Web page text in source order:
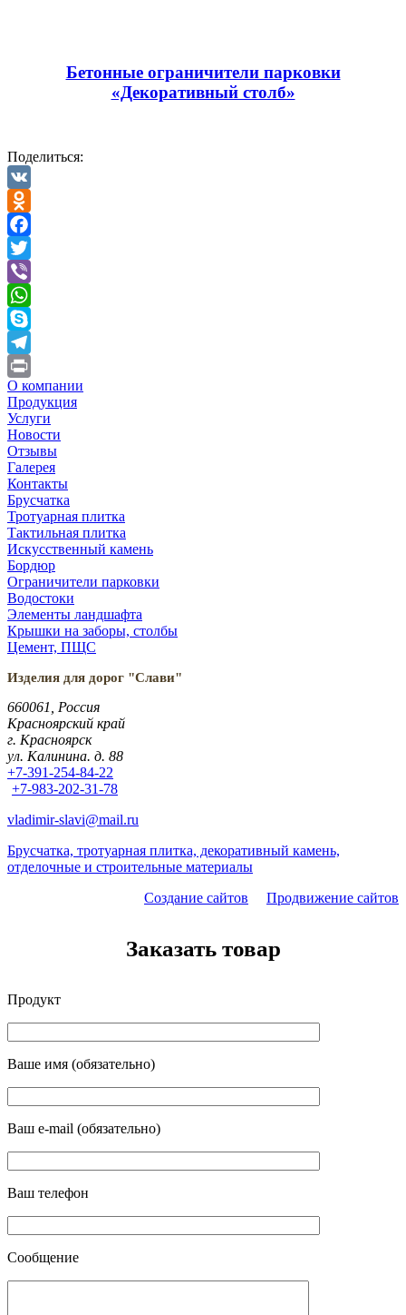
Бетонные ограничители парковки
«Декоративный столб»
Поделиться:
VK
Odnoklassniki
Facebook
Twitter
Viber
WhatsApp
Skype
Telegram
Print
О компании
Продукция
Услуги
Новости
Отзывы
Галерея
Контакты
Брусчатка
Тротуарная плитка
Тактильная плитка
Искусственный камень
Бордюр
Ограничители парковки
Водостоки
Элементы ландшафта
Крышки на заборы, столбы
Цемент, ПЩС
Изделия для дорог "Слави"
660061, Россия
Красноярский край
г. Красноярск
ул. Калинина. д. 88
+7-391-254-84-22
+7-983-202-31-78
vladimir-slavi@mail.ru
Брусчатка, тротуарная плитка, декоративный камень,
отделочные и строительные материалы
Создание сайтов
Продвижение сайтов
Заказать товар
Продукт
Ваше имя (обязательно)
Ваш e-mail (обязательно)
Ваш телефон
Сообщение